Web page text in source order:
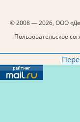
© 2008 — 2026, ООО
Пользовательское